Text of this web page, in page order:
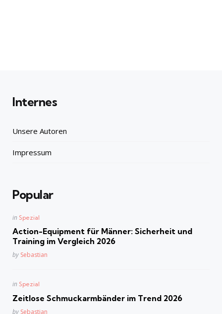
Internes
Unsere Autoren
Impressum
Popular
Posted
in Spezial
Action-Equipment für Männer: Sicherheit und
Training im Vergleich 2026
Posted
by Sebastian
Posted
in Spezial
Zeitlose Schmuckarmbänder im Trend 2026
Posted
by Sebastian